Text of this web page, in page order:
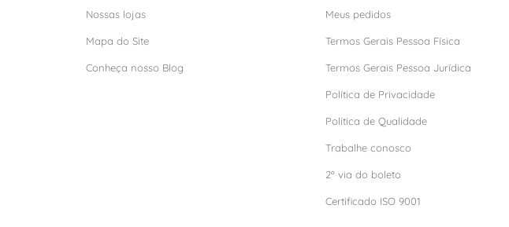
Nossas lojas
Mapa do Site
Conheça nosso Blog
Meus pedidos
Termos Gerais Pessoa Física
Termos Gerais Pessoa Jurídica
Política de Privacidade
Política de Qualidade
Trabalhe conosco
2º via do boleto
Certificado ISO 9001